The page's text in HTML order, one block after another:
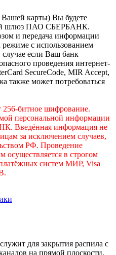
Вашей карты) Вы будете
шлюз ПАО СБЕРБАНК.
и передача информации
с использованием
если Ваш банк
проведения интернет-
SecureCode, MIR Accept,
также может потребоваться
256-битное шифрование.
персональной информации
Введённая информация не
за исключением случаев,
РФ. Проведение
осуществляется в строгом
систем МИР, Visa
для закрытия распила с
на прямой плоскости.